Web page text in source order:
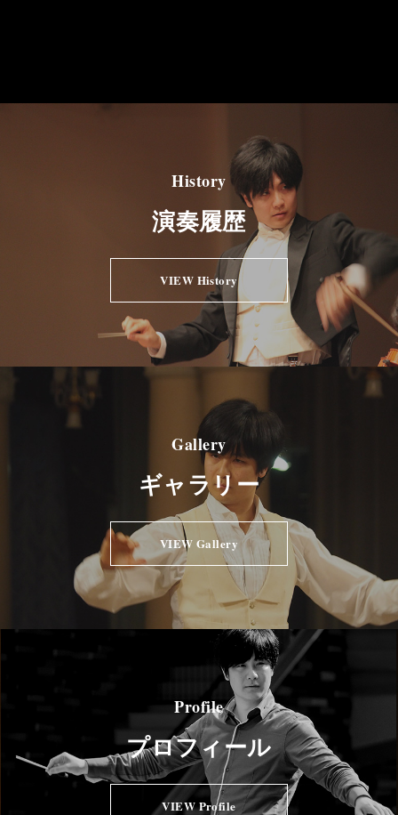
History
演奏履歴
VIEW History
Gallery
ギャラリー
VIEW Gallery
Profile
プロフィール
VIEW Profile